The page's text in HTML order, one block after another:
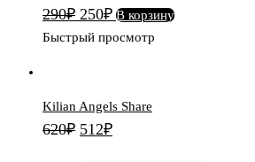
290₽ Первоначальная
цена
250₽Текущая
цена:
В корзину
Быстрый просмотр
Kilian Angels Share
620₽ Первоначальная
512₽Текущая